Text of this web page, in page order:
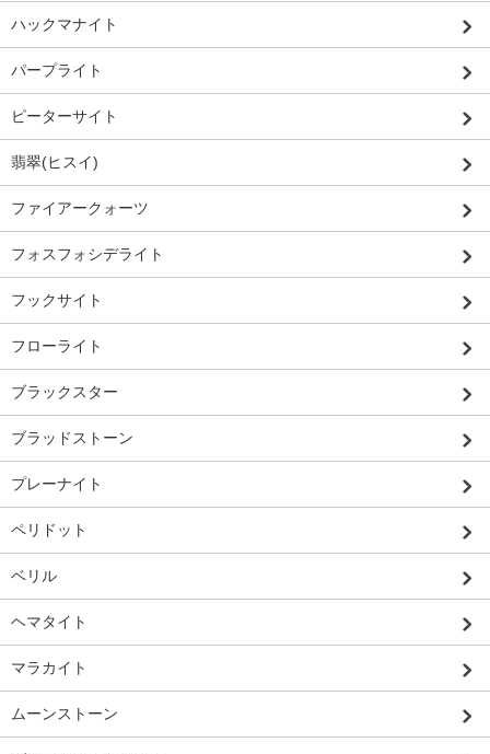
ハックマナイト
パープライト
ピーターサイト
翡翠(ヒスイ)
ファイアークォーツ
フォスフォシデライト
フックサイト
フローライト
ブラックスター
ブラッドストーン
プレーナイト
ペリドット
ベリル
ヘマタイト
マラカイト
ムーンストーン